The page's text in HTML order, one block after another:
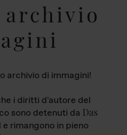
archivio
archivio di immagini!
i diritti d'autore del
sono detenuti da Das
e rimangono in pieno